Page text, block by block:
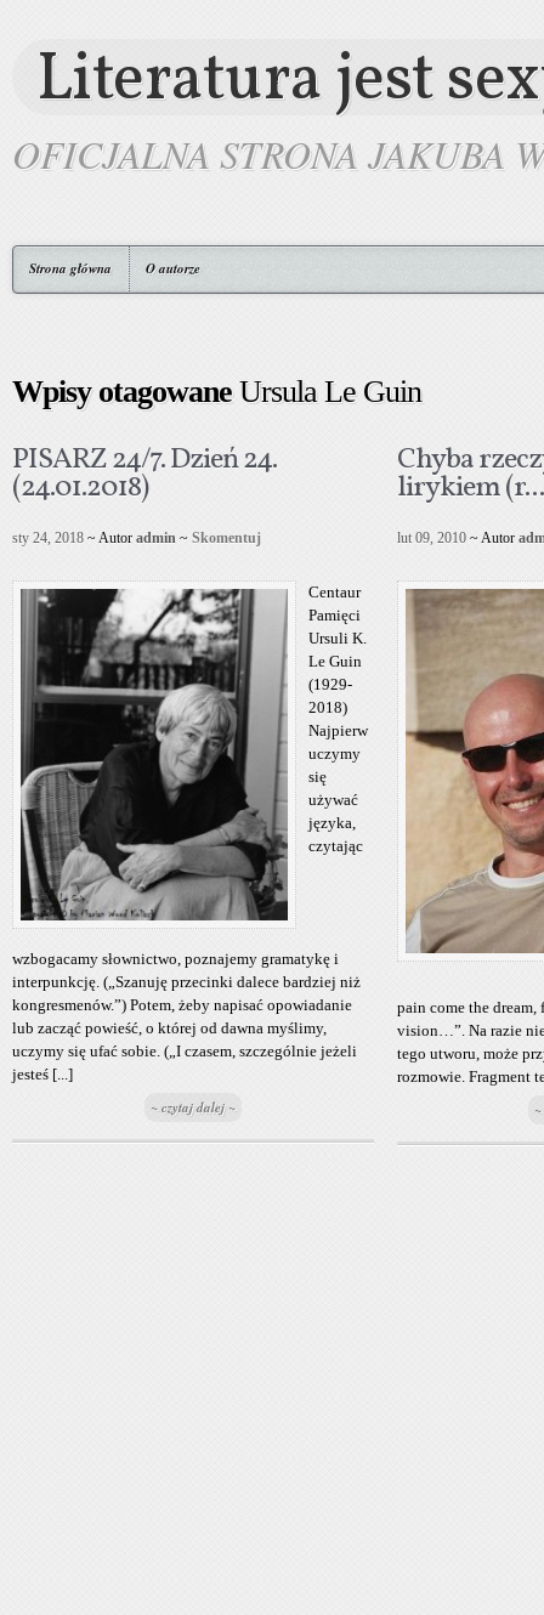
Literatura jest
OFICJALNA STRONA JAKUBA
Strona główna O autorze
Wpisy otagowaneUrsula Le Guin
PISARZ 24/7. Dzień 24.
(24.01.2018)
sty 24, 2018 ~ Autor admin ~ Skomentuj
Centaur
Pamięci
Ursuli K.
Le Guin
(1929-
2018)
Najpierw
uczymy
się
używać
języka,
czytając
wzbogacamy słownictwo, poznajemy gramatykę i
interpunkcję. („Szanuję przecinki dalece bardziej niż
kongresmenów.”) Potem, żeby napisać opowiadanie
lub zacząć powieść, o której od dawna myślimy,
uczymy się ufać sobie. („I czasem, szczególnie jeżeli
jesteś [...]
~ czytaj dalej ~
Chyba
lirykiem (r...
lut 09, 2010 ~ Autor
pain come the dream,
vision…”. Na razie nie
tego utworu, może
rozmowie. Fragment